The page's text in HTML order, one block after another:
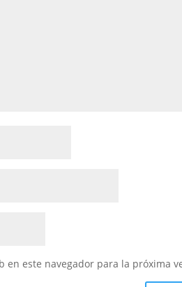
este navegador para la próxima